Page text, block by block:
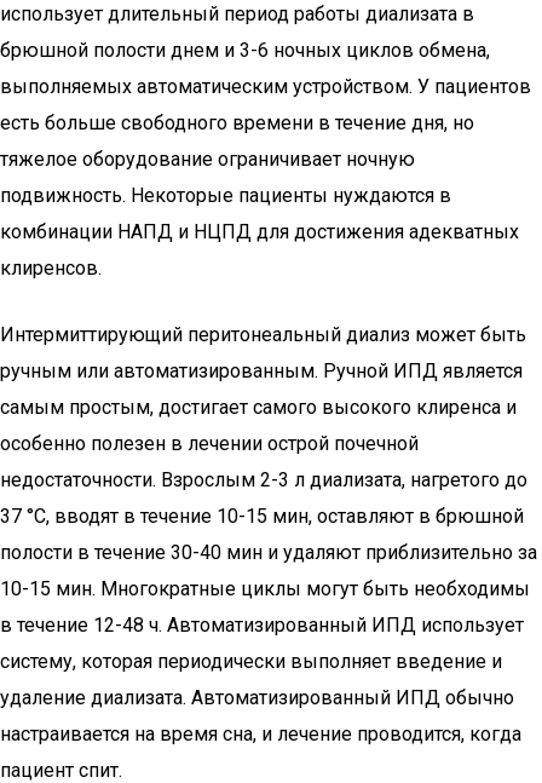
использует длительный период работы диализата в
брюшной полости днем и 3-6 ночных циклов обмена,
выполняемых автоматическим устройством. У пациентов
есть больше свободного времени в течение дня, но
тяжелое оборудование ограничивает ночную
подвижность. Некоторые пациенты нуждаются в
комбинации НАПД и НЦПД для достижения адекватных
клиренсов.
Интермиттирующий перитонеальный диализ может быть
ручным или автоматизированным. Ручной ИПД является
самым простым, достигает самого высокого клиренса и
особенно полезен в лечении острой почечной
недостаточности. Взрослым 2-3 л диализата, нагретого до
37 °С, вводят в течение 10-15 мин, оставляют в брюшной
полости в течение 30-40 мин и удаляют приблизительно за
10-15 мин. Многократные циклы могут быть необходимы
в течение 12-48 ч. Автоматизированный ИПД использует
систему, которая периодически выполняет введение и
удаление диализата. Автоматизированный ИПД обычно
настраивается на время сна, и лечение проводится, когда
пациент спит.